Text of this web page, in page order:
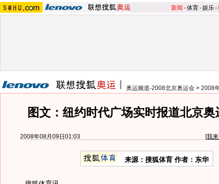
新闻 -体育-娱乐-
奥运频道-2008北京奥运会 > 2008
图文：纽约时代广场实时报道北京奥
2008年08月09日01:03 [我
来源：搜狐体育 作者：东华